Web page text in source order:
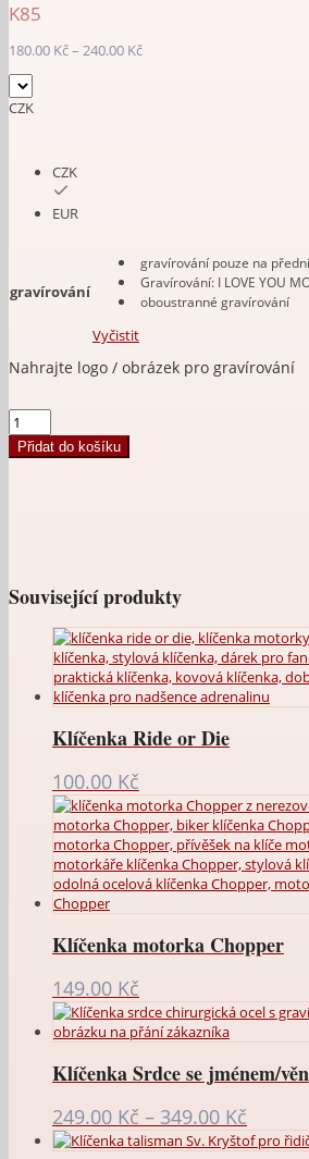
K85
180.00 Kč– 240.00 KčRozpětí
CZK
CZK
EUR
gravírování
gravírování pouze na
Gravírování: I LOVE YOU
oboustranné gravírování
Vyčistit
Upload an image
Klíčenka
pro
motorkáře,
Přidat do košíku
Související produkty
Klíčenka Ride or Die
100.00 Kč
Klíčenka motorka Chopper
149.00 Kč
Klíčenka Srdce se jménem/
249.00 Kč – 349.00 Kč
cen: